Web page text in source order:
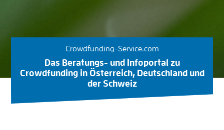
Crowdfunding-Service.com
Das Beratungs- und Infoportal zu
Crowdfunding in Österreich, Deutschland und
der Schweiz